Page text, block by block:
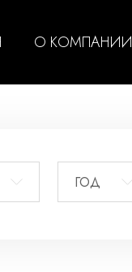
О КОМПАНИИ
ГОД